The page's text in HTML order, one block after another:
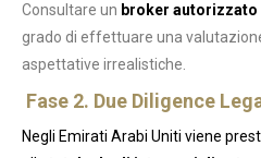
Consultare un broker autorizzato
grado di effettuare una
aspettative irrealistiche.
Fase 2. Due Diligence
Negli Emirati Arabi Uniti viene